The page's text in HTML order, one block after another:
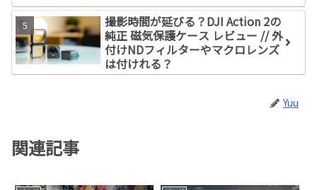
撮影時間が延びる？DJI Action 2の
純正 磁気保護ケース レビュー // 外
付けNDフィルターやマクロレンズ
は付けれる？
Yuu
関連記事